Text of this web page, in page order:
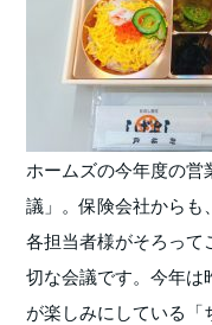
ホームズの今年度の
議」。保険会社から
各担当者様がそろっ
切な会議です。今年は
が楽しみにしている